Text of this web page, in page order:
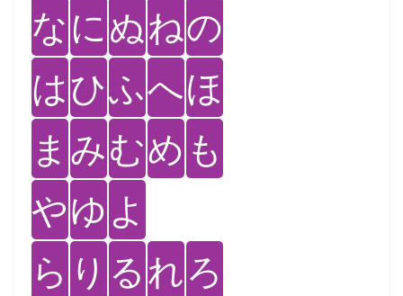
なにぬねの
はひふへほ
ま みむめ も
やゆ よ
ら り るれろ